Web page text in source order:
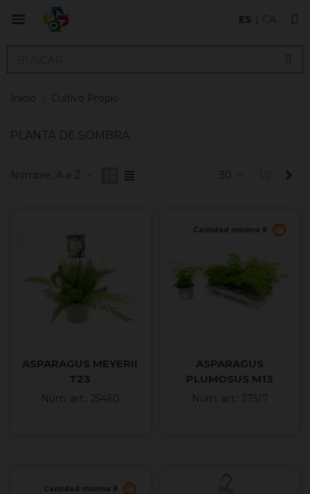
ES CA
Inicio Cultivo Propio
PLANTA DE SOMBRA
Nombre, A a Z 30
ASPARAGUS MEYERII
T23
Núm. art.: 25460
Cantidad mínima 8
ASPARAGUS
PLUMOSUS M13
Núm. art.: 37517
Cantidad mínima 8